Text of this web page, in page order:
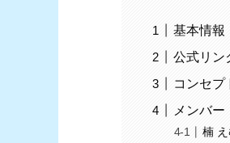
基本情報
公式リン
コンセプ
メンバー
楠